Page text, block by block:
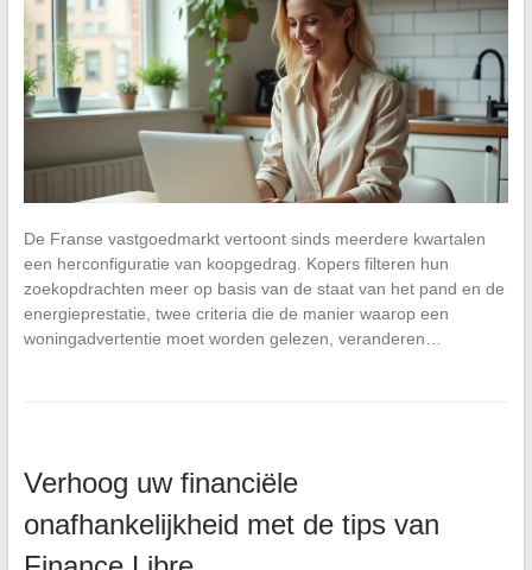
De Franse vastgoedmarkt vertoont sinds meerdere kwartalen
een herconfiguratie van koopgedrag. Kopers filteren hun
zoekopdrachten meer op basis van de staat van het pand en de
energieprestatie, twee criteria die de manier waarop een
woningadvertentie moet worden gelezen, veranderen…
Verhoog uw financiële
onafhankelijkheid met de tips van